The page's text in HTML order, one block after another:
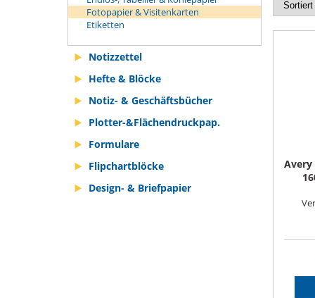
Fotopapier & Visitenkarten
Etiketten
Notizzettel
Hefte & Blöcke
Notiz- & Geschäftsbücher
Plotter-&Flächendruckpap.
Formulare
Flipchartblöcke
Design- & Briefpapier
Avery